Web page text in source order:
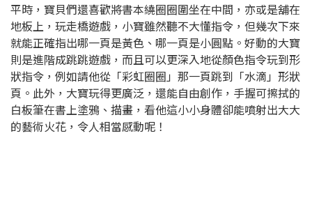
平時，寶貝們還喜歡將書本繞圈圈圍坐在中間，亦或是舖在
地板上，玩走橋遊戲，小寶雖然聽不大懂指令，但幾次下來
就能正確指出哪一頁是黃色、哪一頁是小圓點。好動的大寶
則是進階成跳跳遊戲，而且可以更深入地從顏色指令玩到形
狀指令，例如請他從「彩虹圈圈」那一頁跳到「水滴」形狀
頁。此外，大寶玩得更廣泛，還能自由創作，手握可擦拭的
白板筆在書上塗鴉、描畫，看他這小小身體卻能噴射出大大
的藝術火花，令人相當感動呢！